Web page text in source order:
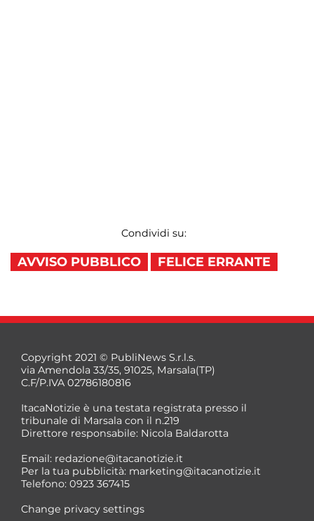
Condividi su:
AVVISO PUBBLICO FELICE ERRANTE
Copyright 2021 © PubliNews S.r.l.s.
via Amendola 33/35, 91025, Marsala(TP)
C.F/P.IVA 02786180816
ItacaNotizie è una testata registrata presso il
tribunale di Marsala con il n.219
Direttore responsabile: Nicola Baldarotta
Email: redazione@itacanotizie.it
Per la tua pubblicità: marketing@itacanotizie.it
Telefono: 0923 367415
Change privacy settings